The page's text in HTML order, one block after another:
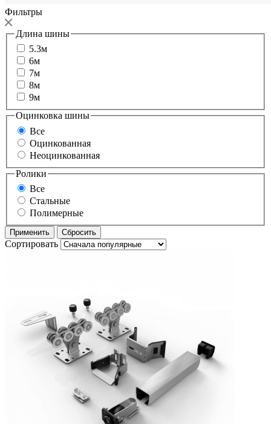
Фильтры
Длина шины
5.3м
6м
7м
8м
9м
Оцинковка шины
Все
Оцинкованная
Неоцинкованная
Ролики
Все
Стальные
Полимерные
Сортировать